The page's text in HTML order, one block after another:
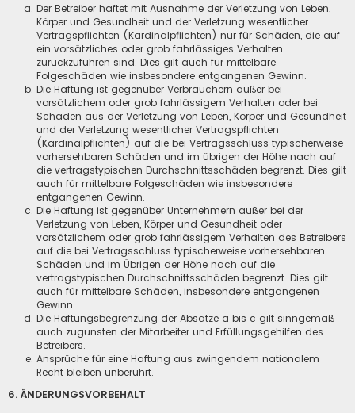
Der Betreiber haftet mit Ausnahme der Verletzung von Leben,
Körper und Gesundheit und der Verletzung wesentlicher
Vertragspflichten (Kardinalpflichten) nur für Schäden, die auf
ein vorsätzliches oder grob fahrlässiges Verhalten
zurückzuführen sind. Dies gilt auch für mittelbare
Folgeschäden wie insbesondere entgangenen Gewinn.
Die Haftung ist gegenüber Verbrauchern außer bei
vorsätzlichem oder grob fahrlässigem Verhalten oder bei
Schäden aus der Verletzung von Leben, Körper und Gesundheit
und der Verletzung wesentlicher Vertragspflichten
(Kardinalpflichten) auf die bei Vertragsschluss typischerweise
vorhersehbaren Schäden und im übrigen der Höhe nach auf
die vertragstypischen Durchschnittsschäden begrenzt. Dies gilt
auch für mittelbare Folgeschäden wie insbesondere
entgangenen Gewinn.
Die Haftung ist gegenüber Unternehmern außer bei der
Verletzung von Leben, Körper und Gesundheit oder
vorsätzlichem oder grob fahrlässigem Verhalten des Betreibers
auf die bei Vertragsschluss typischerweise vorhersehbaren
Schäden und im Übrigen der Höhe nach auf die
vertragstypischen Durchschnittsschäden begrenzt. Dies gilt
auch für mittelbare Schäden, insbesondere entgangenen
Gewinn.
Die Haftungsbegrenzung der Absätze a bis c gilt sinngemäß
auch zugunsten der Mitarbeiter und Erfüllungsgehilfen des
Betreibers.
Ansprüche für eine Haftung aus zwingendem nationalem
Recht bleiben unberührt.
6. ÄNDERUNGSVORBEHALT